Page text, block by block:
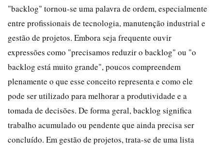
"backlog" tornou-se uma palavra de ordem, especialmente
entre profissionais de tecnologia, manutenção industrial e
gestão de projetos. Embora seja frequente ouvir
expressões como "precisamos reduzir o backlog" ou "o
backlog está muito grande", poucos compreendem
plenamente o que esse conceito representa e como ele
pode ser utilizado para melhorar a produtividade e a
tomada de decisões. De forma geral, backlog significa
trabalho acumulado ou pendente que ainda precisa ser
concluído. Em gestão de projetos, trata-se de uma lista